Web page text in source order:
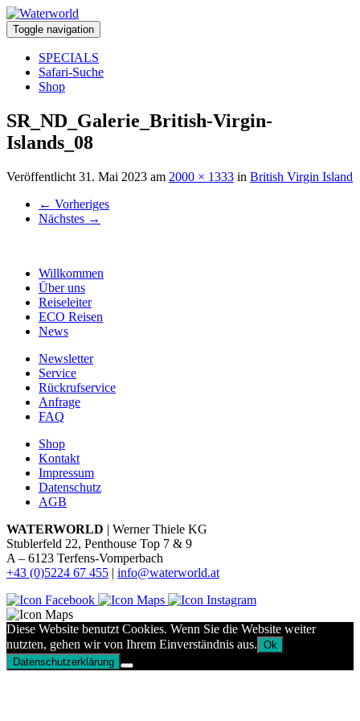
Toggle navigation
SPECIALS
Safari-Suche
Shop
SR_ND_Galerie_British-Virgin-
Islands_08
Veröffentlicht 31. Mai 2023 am 2000 × 1333 in British Virgin Island
← Vorheriges
Nächstes →
Willkommen
Über uns
Reiseleiter
ECO Reisen
News
Newsletter
Service
Rückrufservice
Anfrage
FAQ
Shop
Kontakt
Impressum
Datenschutz
AGB
WATERWORLD | Werner Thiele KG
Stublerfeld 22, Penthouse Top 7 & 9
A – 6123 Terfens-Vomperbach
+43 (0)5224 67 455 | info@waterworld.at
Diese Website benutzt Cookies. Wenn Sie die Website weiter
nutzten, gehen wir von Ihrem Einverständnis aus. Ok
Datenschutzerklärung